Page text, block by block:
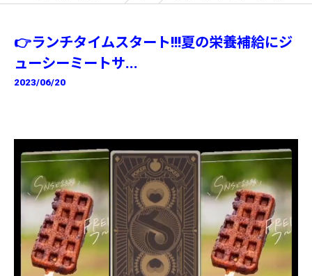
👉ランチタイムスタート!!!夏の栄養補給にジ
ューシーミートサ...
2023/06/20